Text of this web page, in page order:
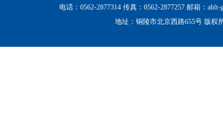
电话：0562-2877314 传真：0562-2877257 邮箱：
地址：铜陵市北京西路655号 版权